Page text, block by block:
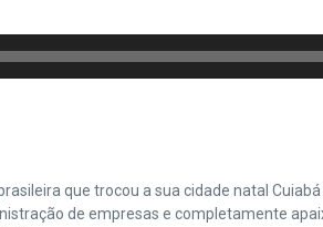
que trocou a sua cidade natal
de empresas e completamente